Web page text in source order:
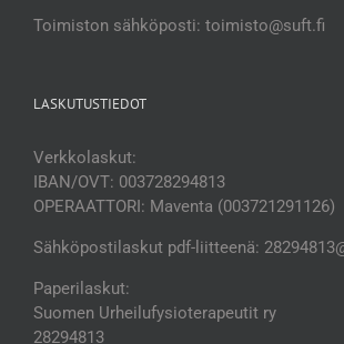
Toimiston sähköposti: toimisto@suft.fi
LASKUTUSTIEDOT
Verkkolaskut:
IBAN/OVT: 003728294813
OPERAATTORI: Maventa (003721291126)
Sähköpostilaskut pdf-liitteenä:
Paperilaskut:
Suomen Urheilufysioterapeutit ry
28294813